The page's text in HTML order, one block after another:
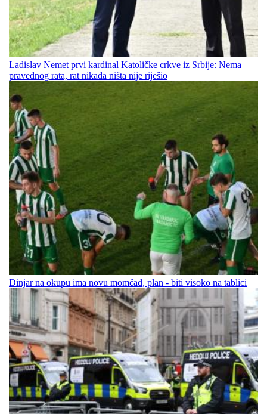
Ladislav Nemet prvi kardinal Katoličke crkve iz Srbije: Nema
pravednog rata, rat nikada ništa nije riješio
Dinjar na okupu ima novu momčad, plan - biti visoko na tablici